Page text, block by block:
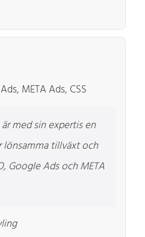
META Ads, CSS
med sin expertis en
lönsamma tillväxt och
Google Ads och META